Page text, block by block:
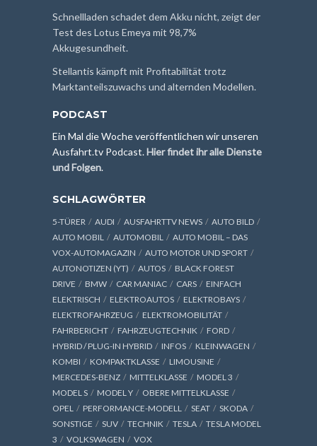
Schnellladen schadet dem Akku nicht, zeigt der
Test des Lotus Emeya mit 98,7%
Akkugesundheit.
Stellantis kämpft mit Profitabilität trotz
Marktanteilszuwachs und alternden Modellen.
PODCAST
Ein Mal die Woche veröffentlichen wir unseren
Ausfahrt.tv Podcast.Hier findet ihr alle Dienste
und Folgen.
SCHLAGWÖRTER
5-TÜRER AUDI AUSFAHRTTV NEWS
AUTO BILD
AUTO MOBIL
AUTOMOBIL
AUTO MOBIL – DAS
VOX-AUTOMAGAZIN
AUTO MOTOR UND SPORT
AUTONOTIZEN (YT)
AUTOS
BLACK FOREST
DRIVE
BMW CAR MANIAC CARS
EINFACH
ELEKTRISCH
ELEKTROAUTOS
ELEKTROBAYS
ELEKTROFAHRZEUG
ELEKTROMOBILITÄT
FAHRBERICHT
FAHRZEUGTECHNIK
FORD
HYBRID / PLUG-IN HYBRID
INFOS
KLEINWAGEN
KOMBI
KOMPAKTKLASSE
LIMOUSINE
MERCEDES-BENZ
MITTELKLASSE
MODEL 3
MODEL S
MODEL Y
OBERE MITTELKLASSE
OPEL
PERFORMANCE-MODELL SEAT
SKODA
SONSTIGE
SUV TECHNIK TESLA
TESLA MODEL
3
VOLKSWAGEN VOX